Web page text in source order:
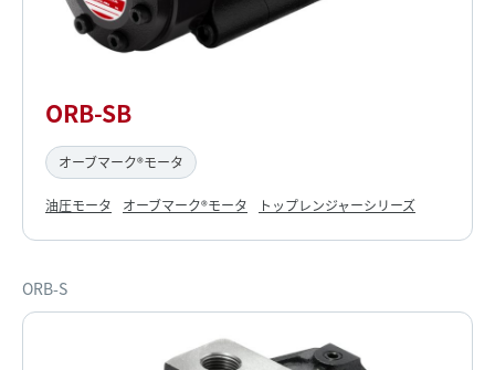
ORB-SB
オーブマーク®モータ
油圧モータ オーブマーク®モータ トップレンジャーシリーズ
ORB-S